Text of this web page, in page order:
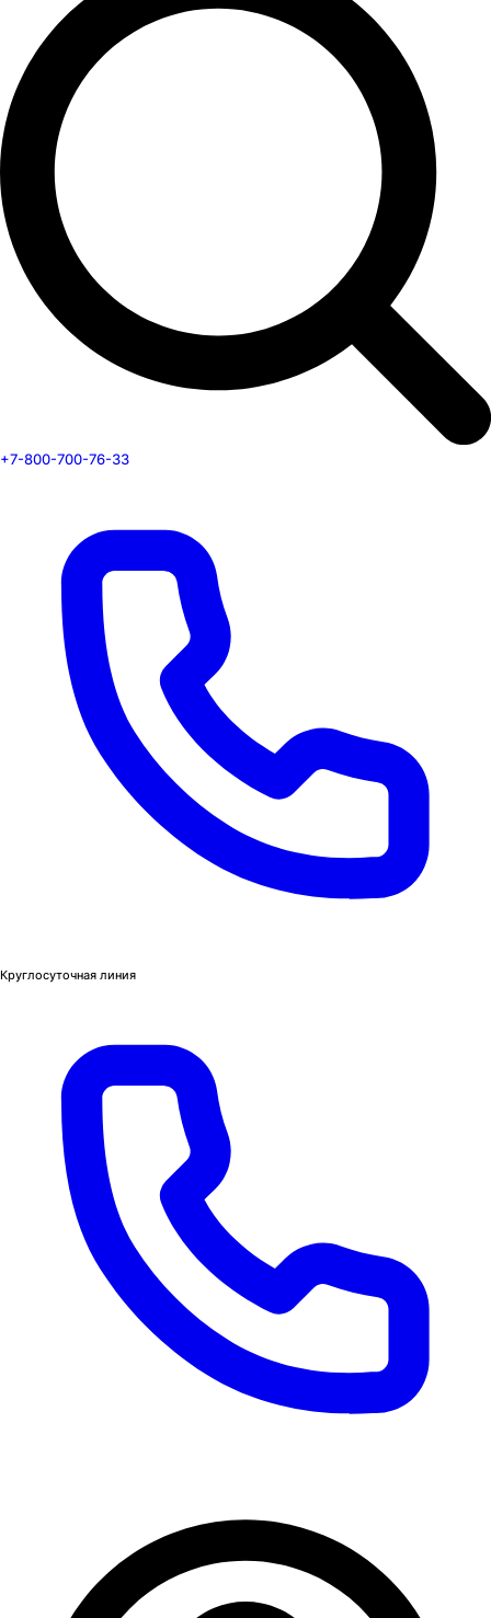
+7-800-700-76-33
Круглосуточная линия